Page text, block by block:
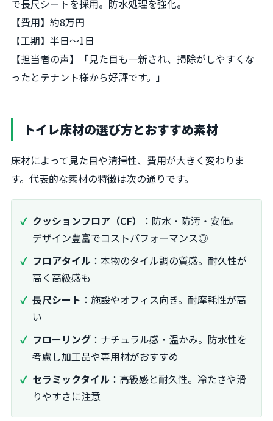
で長尺シートを採用。防水処理を強化。
【費用】約8万円
【工期】半日〜1日
【担当者の声】「見た目も一新され、掃除がしやすくな
ったとテナント様から好評です。」
トイレ床材の選び方とおすすめ素材
床材によって見た目や清掃性、費用が大きく変わりま
す。代表的な素材の特徴は次の通りです。
クッションフロア（CF）
：防水・防汚・安価。
デザイン豊富でコストパフォーマンス◎
フロアタイル ：本物のタイル調の質感。耐久性が
高く高級感も
長尺シート ：施設やオフィス向き。耐摩耗性が高
い
フローリング ：ナチュラル感・温かみ。防水性を
考慮し加工品や専用材がおすすめ
セラミックタイル ：高級感と耐久性。冷たさや滑
りやすさに注意